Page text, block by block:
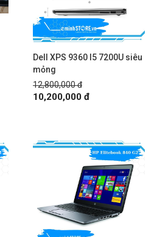
Dell XPS 9360 I5 7200U siêu
mỏng
12,800,000 đ
10,200,000 đ